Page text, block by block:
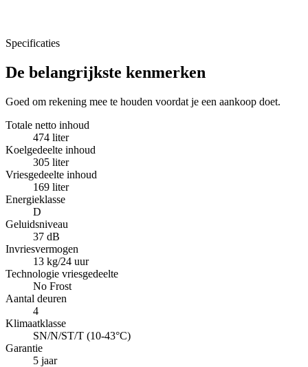
Specificaties
De belangrijkste kenmerken
Goed om rekening mee te houden voordat je een aankoop doet.
Totale netto inhoud
474 liter
Koelgedeelte inhoud
305 liter
Vriesgedeelte inhoud
169 liter
Energieklasse
D
Geluidsniveau
37 dB
Invriesvermogen
13 kg/24 uur
Technologie vriesgedeelte
No Frost
Aantal deuren
4
Klimaatklasse
SN/N/ST/T (10-43°C)
Garantie
5 jaar